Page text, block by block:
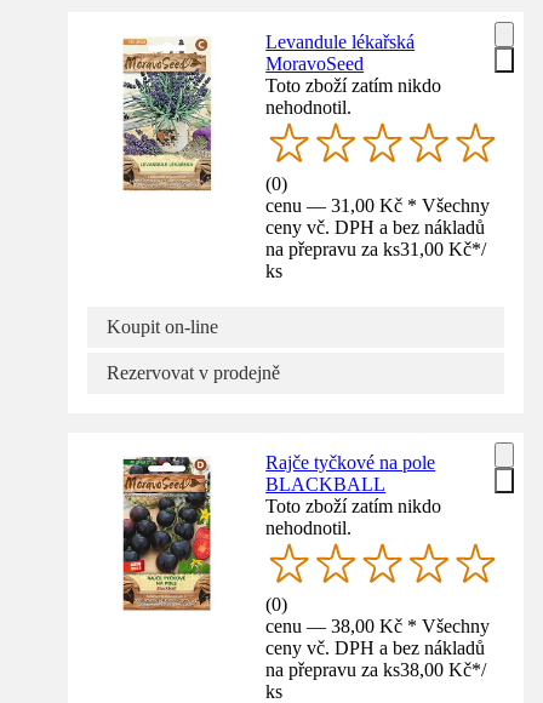
Levandule lékařská
MoravoSeed
Toto zboží zatím nikdo
nehodnotil.
(0)
cenu — 31,00 Kč * Všechny
ceny vč. DPH a bez nákladů
na přepravu za ks31,00 Kč*/
ks
Koupit on-line
Rezervovat v prodejně
Rajče tyčkové na pole
BLACKBALL
Toto zboží zatím nikdo
nehodnotil.
(0)
cenu — 38,00 Kč * Všechny
ceny vč. DPH a bez nákladů
na přepravu za ks38,00 Kč*/
ks